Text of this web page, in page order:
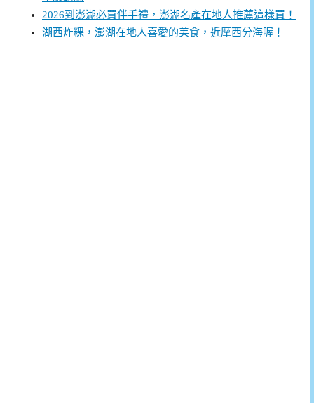
2026到澎湖必買伴手禮，澎湖名產在地人推薦這樣買！
湖西炸粿，澎湖在地人喜愛的美食，近摩西分海喔！